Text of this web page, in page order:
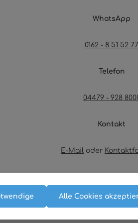
WhatsApp
0162 - 8 51 52 77
Telefon
04479 - 928
Kontakt
E-Mail oder
Alle Cookies